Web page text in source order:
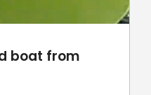
boat from